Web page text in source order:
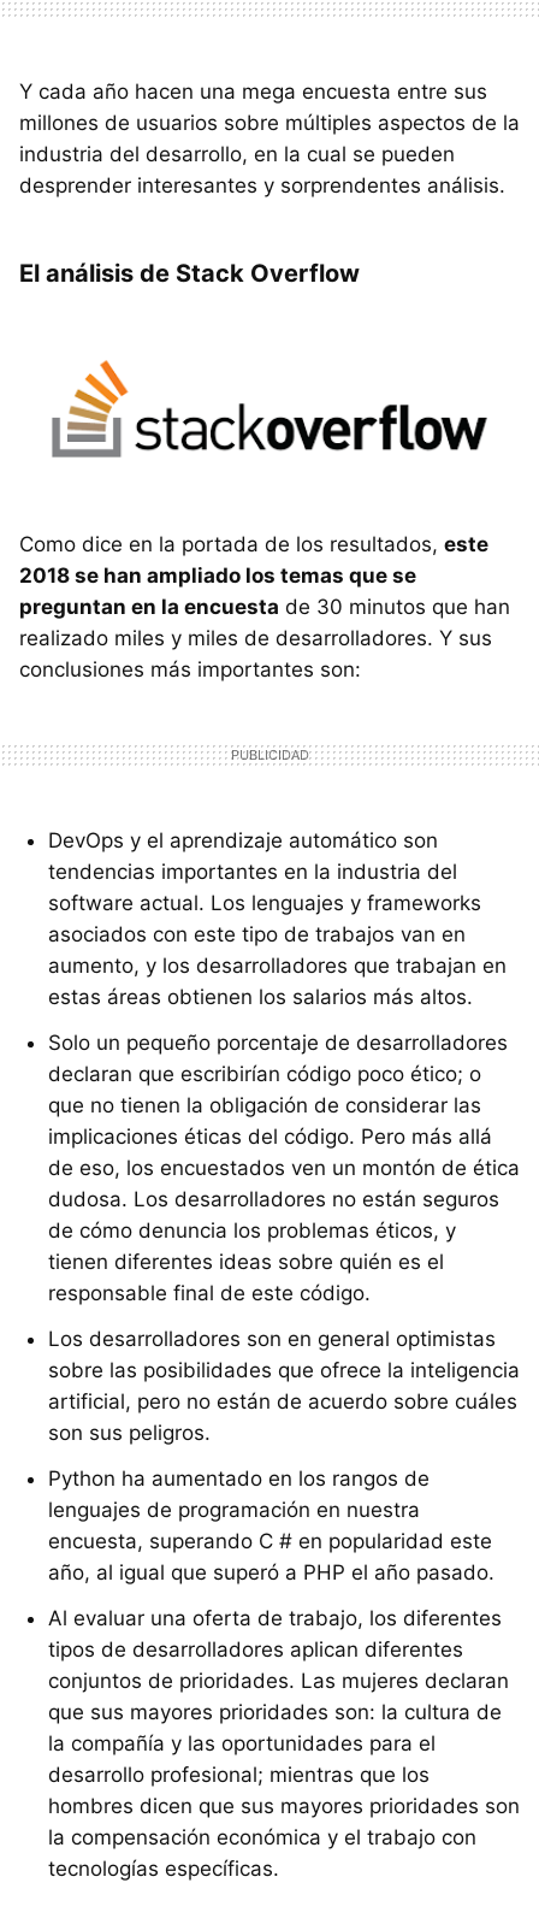
Y cada año hacen una mega encuesta entre sus
millones de usuarios sobre múltiples aspectos de la
industria del desarrollo, en la cual se pueden
desprender interesantes y sorprendentes análisis.
El análisis de Stack Overflow
Como dice en la portada de los resultados, este
2018 se han ampliado los temas que se
preguntan en la encuesta de 30 minutos que han
realizado miles y miles de desarrolladores. Y sus
conclusiones más importantes son:
DevOps y el aprendizaje automático son
tendencias importantes en la industria del
software actual. Los lenguajes y frameworks
asociados con este tipo de trabajos van en
aumento, y los desarrolladores que trabajan en
estas áreas obtienen los salarios más altos.
Solo un pequeño porcentaje de desarrolladores
declaran que escribirían código poco ético; o
que no tienen la obligación de considerar las
implicaciones éticas del código. Pero más allá
de eso, los encuestados ven un montón de ética
dudosa. Los desarrolladores no están seguros
de cómo denuncia los problemas éticos, y
tienen diferentes ideas sobre quién es el
responsable final de este código.
Los desarrolladores son en general optimistas
sobre las posibilidades que ofrece la inteligencia
artificial, pero no están de acuerdo sobre cuáles
son sus peligros.
Python ha aumentado en los rangos de
lenguajes de programación en nuestra
encuesta, superando C # en popularidad este
año, al igual que superó a PHP el año pasado.
Al evaluar una oferta de trabajo, los diferentes
tipos de desarrolladores aplican diferentes
conjuntos de prioridades. Las mujeres declaran
que sus mayores prioridades son: la cultura de
la compañía y las oportunidades para el
desarrollo profesional; mientras que los
hombres dicen que sus mayores prioridades son
la compensación económica y el trabajo con
tecnologías específicas.